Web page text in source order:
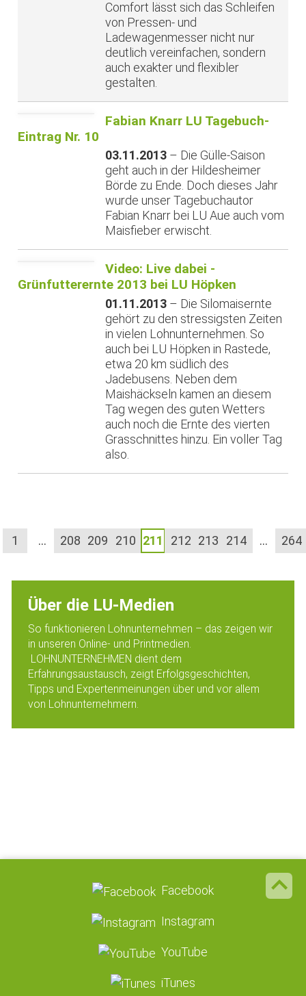
Comfort lässt sich das Schleifen
von Pressen- und
Ladewagenmesser nicht nur
deutlich vereinfachen, sondern
auch exakter und flexibler
gestalten.
Fabian Knarr LU Tagebuch-
Eintrag Nr. 10
03.11.2013 – Die Gülle-Saison
geht auch in der Hildesheimer
Börde zu Ende. Doch dieses Jahr
wurde unser Tagebuchautor
Fabian Knarr bei LU Aue auch vom
Maisfieber erwischt.
Video: Live dabei -
Grünfutterernte 2013 bei LU Höpken
01.11.2013 – Die Silomaisernte
gehört zu den stressigsten Zeiten
in vielen Lohnunternehmen. So
auch bei LU Höpken in Rastede,
etwa 20 km südlich des
Jadebusens. Neben dem
Maishäckseln kamen an diesem
Tag wegen des guten Wetters
auch noch die Ernte des vierten
Grasschnittes hinzu. Ein voller Tag
also.
1 … 208 209 210 211 212 213 214 … 264
Über die LU-Medien
So funktionieren Lohnunternehmen – das zeigen wir
in unseren Online- und Printmedien.
LOHNUNTERNEHMEN dient dem
Erfahrungsaustausch, zeigt Erfolgsgeschichten,
Tipps und Expertenmeinungen über und vor allem
von Lohnunternehmern.
Facebook
Instagram
YouTube
iTunes